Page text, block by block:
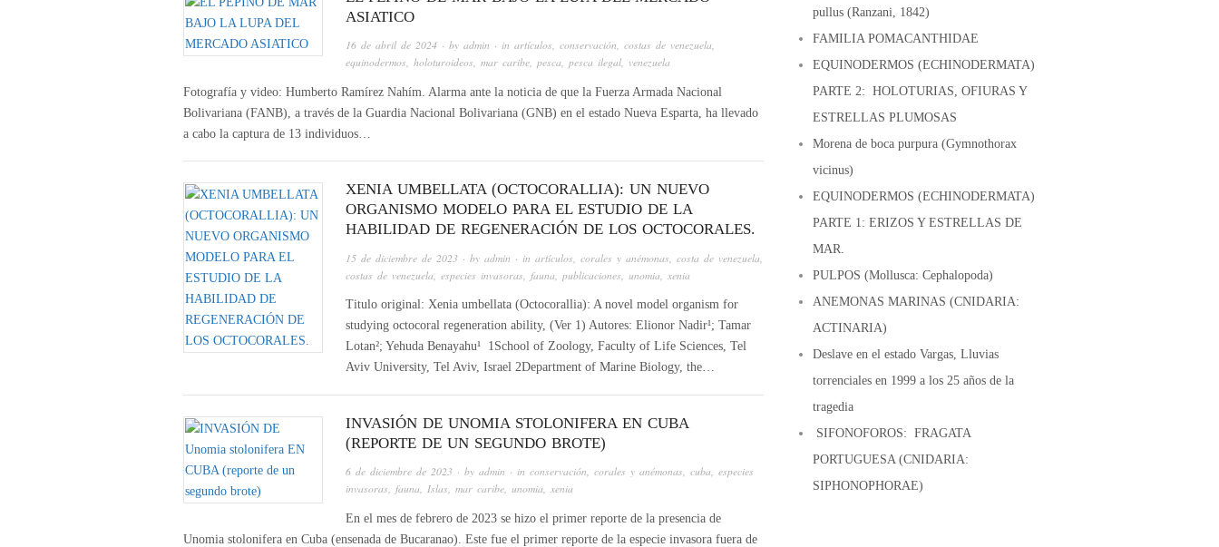
ASIATICO
16 de abril de 2024 · by admin · in artículos conservación costas de venezuela
equinodermos holoturoideos mar caribe pesca pesca ilegal venezuela
Fotografía y video: Humberto Ramírez Nahím. Alarma ante la noticia de que la Fuerza Armada Nacional
Bolivariana (FANB), a través de la Guardia Nacional Bolivariana (GNB) en el estado Nueva Esparta, ha llevado
a cabo la captura de 13 individuos…
XENIA UMBELLATA (OCTOCORALLIA): UN NUEVO
ORGANISMO MODELO PARA EL ESTUDIO DE LA
HABILIDAD DE REGENERACIÓN DE LOS OCTOCORALES.
15 de diciembre de 2023 · by admin · in artículos corales y anémonas costa de venezuela
costas de venezuela especies invasoras fauna publicaciones unomia xenia
Titulo original: Xenia umbellata (Octocorallia): A novel model organism for
studying octocoral regeneration ability, (Ver 1) Autores: Elionor Nadir¹; Tamar
Lotan²; Yehuda Benayahu¹ 1School of Zoology, Faculty of Life Sciences, Tel
Aviv University, Tel Aviv, Israel 2Department of Marine Biology, the…
INVASIÓN DE UNOMIA STOLONIFERA EN CUBA
(REPORTE DE UN SEGUNDO BROTE)
6 de diciembre de 2023 · by admin · in conservación, corales y anémonas, cuba, especies
invasoras, fauna, Islas, mar caribe, unomia, xenia
En el mes de febrero de 2023 se hizo el primer reporte de la presencia de
Unomia stolonifera en Cuba (ensenada de Bucaranao). Este fue el primer reporte de la especie invasora fuera de
pullus (Ranzani, 1842)
FAMILIA POMACANTHIDAE
EQUINODERMOS (ECHINODERMATA)
PARTE 2: HOLOTURIAS, OFIURAS Y
ESTRELLAS PLUMOSAS
Morena de boca purpura (Gymnothorax
vicinus)
EQUINODERMOS (ECHINODERMATA)
PARTE 1: ERIZOS Y ESTRELLAS DE
MAR.
PULPOS (Mollusca: Cephalopoda)
ANEMONAS MARINAS (CNIDARIA:
ACTINARIA)
Deslave en el estado Vargas, Lluvias
torrenciales en 1999 a los 25 años de la
tragedia
SIFONOFOROS: FRAGATA
PORTUGUESA (CNIDARIA:
SIPHONOPHORAE)